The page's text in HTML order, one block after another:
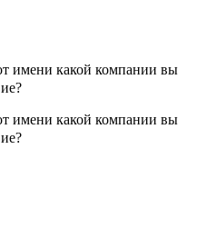
имени какой компании вы
имени какой компании вы